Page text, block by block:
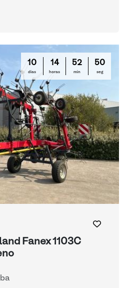
10
días
14
horas
52
min
49
seg
Fanex 1103C